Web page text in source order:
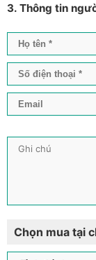
3. Thông tin
Chọn mua tại